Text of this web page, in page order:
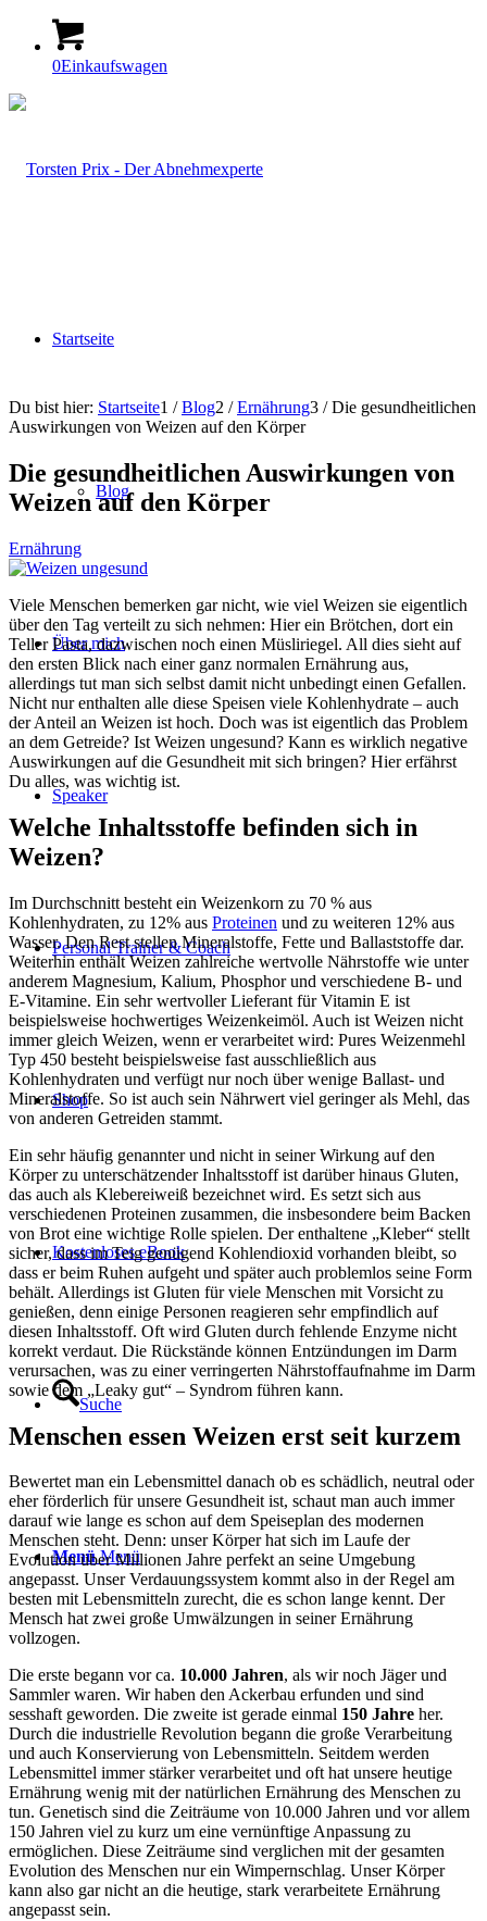
0Einkaufswagen
Startseite
Blog
Über mich
Speaker
Personal Trainer & Coach
Shop
Kostenloses eBook
Suche
Menü Menü
Du bist hier: Startseite1 / Blog2 / Ernährung3 / Die gesundheitlichen
Auswirkungen von Weizen auf den Körper
Die gesundheitlichen Auswirkungen von
Weizen auf den Körper
Ernährung
Viele Menschen bemerken gar nicht, wie viel Weizen sie eigentlich
über den Tag verteilt zu sich nehmen: Hier ein Brötchen, dort ein
Teller Pasta, dazwischen noch einen Müsliriegel. All dies sieht auf
den ersten Blick nach einer ganz normalen Ernährung aus,
allerdings tut man sich selbst damit nicht unbedingt einen Gefallen.
Nicht nur enthalten alle diese Speisen viele Kohlenhydrate – auch
der Anteil an Weizen ist hoch. Doch was ist eigentlich das Problem
an dem Getreide? Ist Weizen ungesund? Kann es wirklich negative
Auswirkungen auf die Gesundheit mit sich bringen? Hier erfährst
Du alles, was wichtig ist.
Welche Inhaltsstoffe befinden sich in
Weizen?
Im Durchschnitt besteht ein Weizenkorn zu 70 % aus
Kohlenhydraten, zu 12% aus Proteinen und zu weiteren 12% aus
Wasser. Den Rest stellen Mineralstoffe, Fette und Ballaststoffe dar.
Weiterhin enthält Weizen zahlreiche wertvolle Nährstoffe wie unter
anderem Magnesium, Kalium, Phosphor und verschiedene B- und
E-Vitamine. Ein sehr wertvoller Lieferant für Vitamin E ist
beispielsweise hochwertiges Weizenkeimöl. Auch ist Weizen nicht
immer gleich Weizen, wenn er verarbeitet wird: Pures Weizenmehl
Typ 450 besteht beispielsweise fast ausschließlich aus
Kohlenhydraten und verfügt nur noch über wenige Ballast- und
Mineralstoffe. So ist auch sein Nährwert viel geringer als Mehl, das
von anderen Getreiden stammt.
Ein sehr häufig genannter und nicht in seiner Wirkung auf den
Körper zu unterschätzender Inhaltsstoff ist darüber hinaus Gluten,
das auch als Klebereiweiß bezeichnet wird. Es setzt sich aus
verschiedenen Proteinen zusammen, die insbesondere beim Backen
von Brot eine wichtige Rolle spielen. Der enthaltene „Kleber“ stellt
sicher, dass im Teig genügend Kohlendioxid vorhanden bleibt, so
dass er beim Ruhen aufgeht und später auch problemlos seine Form
behält. Allerdings ist Gluten für viele Menschen mit Vorsicht zu
genießen, denn einige Personen reagieren sehr empfindlich auf
diesen Inhaltsstoff. Oft wird Gluten durch fehlende Enzyme nicht
korrekt verdaut. Die Rückstände können Entzündungen im Darm
verursachen, was zu einer verringerten Nährstoffaufnahme im Darm
sowie dem „Leaky gut“ – Syndrom führen kann.
Menschen essen Weizen erst seit kurzem
Bewertet man ein Lebensmittel danach ob es schädlich, neutral oder
eher förderlich für unsere Gesundheit ist, schaut man auch immer
darauf wie lange es schon auf dem Speiseplan des modernen
Menschen steht. Denn: unser Körper hat sich im Laufe der
Evolution über Millionen Jahre perfekt an seine Umgebung
angepasst. Unser Verdauungssystem kommt also in der Regel am
besten mit Lebensmitteln zurecht, die es schon lange kennt. Der
Mensch hat zwei große Umwälzungen in seiner Ernährung
vollzogen.
Die erste begann vor ca. 10.000 Jahren, als wir noch Jäger und
Sammler waren. Wir haben den Ackerbau erfunden und sind
sesshaft geworden. Die zweite ist gerade einmal 150 Jahre her.
Durch die industrielle Revolution begann die große Verarbeitung
und auch Konservierung von Lebensmitteln. Seitdem werden
Lebensmittel immer stärker verarbeitet und oft hat unsere heutige
Ernährung wenig mit der natürlichen Ernährung des Menschen zu
tun. Genetisch sind die Zeiträume von 10.000 Jahren und vor allem
150 Jahren viel zu kurz um eine vernünftige Anpassung zu
ermöglichen. Diese Zeiträume sind verglichen mit der gesamten
Evolution des Menschen nur ein Wimpernschlag. Unser Körper
kann also gar nicht an die heutige, stark verarbeitete Ernährung
angepasst sein.